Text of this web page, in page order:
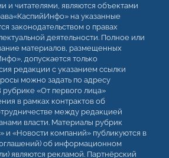
и читателями, являются объектами
на указанные
законодательством о правах
деятельности. Полное или
материалов, размещенных
допускается только
редакции с указанием ссылки
можно задать по адресу
рубрике «От первого лица»
в рамках контрактов об
между редакцией
власти. Материалы рубрик
и «Новости компаний» публикуются в
об информационном
являются рекламой. Партнёрский